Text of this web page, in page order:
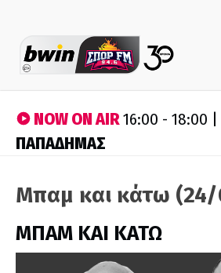
NOW ON AIR16:00 - 18:00 |
ΠΑΠΑΔΗΜΑΣ
Μπαμ και κάτω
ΜΠΑΜ ΚΑΙ ΚΑΤΩ